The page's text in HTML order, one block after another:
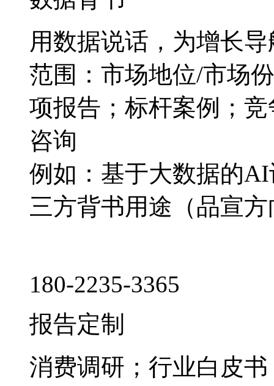
用数据说话，为增长导
范围：市场地位/市场
项报告；标杆案例；
咨询
例如：基于大数据的
三方背书用途（品宣
180-2235-3365
报告定制
消费调研；行业白皮